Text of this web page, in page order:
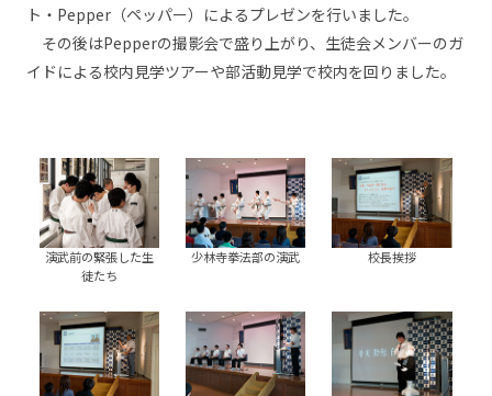
ト・Pepper（ペッパー）によるプレゼンを行いました。
その後はPepperの撮影会で盛り上がり、生徒会メンバーのガ
イドによる校内見学ツアーや部活動見学で校内を回りました。
演武前の緊張した生
徒たち
少林寺拳法部の演武 校長挨拶